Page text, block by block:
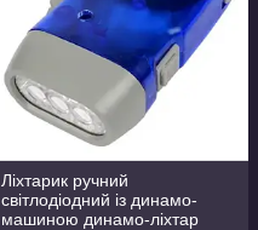
Ліхтарик ручний
світлодіодний із динамо-
машиною динамо-ліхтар